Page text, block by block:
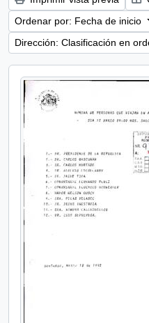
Ordenar por: Fecha de inicio
Dirección: Clasificación en